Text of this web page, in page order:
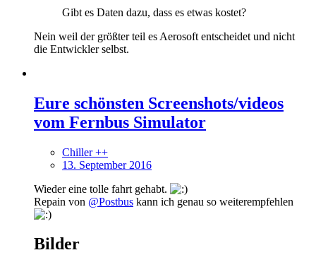
Gibt es Daten dazu, dass es etwas kostet?
Nein weil der größter teil es Aerosoft entscheidet und nicht
die Entwickler selbst.
Eure schönsten Screenshots/videos
vom Fernbus Simulator
Chiller ++
13. September 2016
Wieder eine tolle fahrt gehabt.
Repain von @Postbus kann ich genau so weiterempfehlen
Bilder